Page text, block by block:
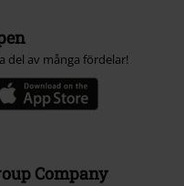
del av många fördelar!
Company